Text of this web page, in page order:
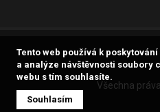
Tento web používá k
a analýze návštěvnosti soubory
webu s tím souhlasíte.
Souhlasím
Všechna